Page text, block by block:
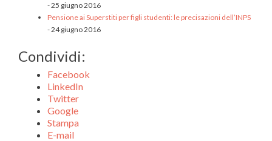
- 25 giugno 2016
Pensione ai Superstiti per figli studenti: le precisazioni dell’INPS
- 24 giugno 2016
Condividi:
Facebook
LinkedIn
Twitter
Google
Stampa
E-mail